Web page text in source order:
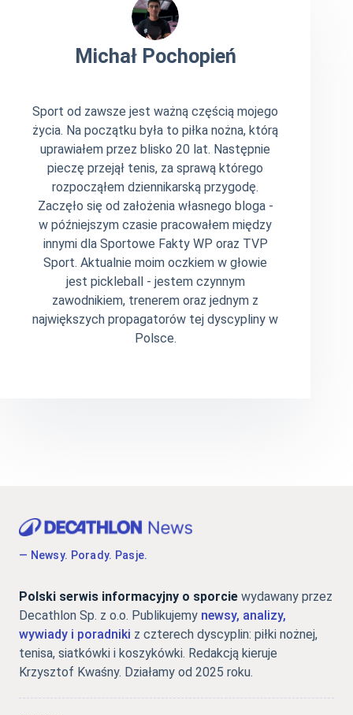
Michał Pochopień
Sport od zawsze jest ważną częścią mojego
życia. Na początku była to piłka nożna, którą
uprawiałem przez blisko 20 lat. Następnie
pieczę przejął tenis, za sprawą którego
rozpocząłem dziennikarską przygodę.
Zaczęło się od założenia własnego bloga -
w późniejszym czasie pracowałem między
innymi dla Sportowe Fakty WP oraz TVP
Sport. Aktualnie moim oczkiem w głowie
jest pickleball - jestem czynnym
zawodnikiem, trenerem oraz jednym z
największych propagatorów tej dyscypliny w
Polsce.
— Newsy. Porady. Pasje.
Polski serwis informacyjny o sporcie wydawany przez
Decathlon Sp. z o.o. Publikujemy newsy, analizy,
wywiady i poradniki z czterech dyscyplin: piłki nożnej,
tenisa, siatkówki i koszykówki. Redakcją kieruje
Krzysztof Kwaśny. Działamy od 2025 roku.